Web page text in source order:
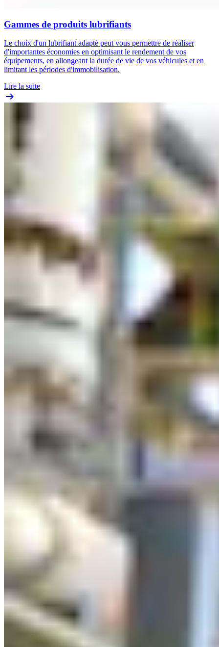
Gammes de produits lubrifiants
Le choix d'un lubrifiant adapté peut vous permettre de réaliser
d'importantes économies en optimisant le rendement de vos
équipements, en allongeant la durée de vie de vos véhicules et en
limitant les périodes d'immobilisation.
Lire la suite